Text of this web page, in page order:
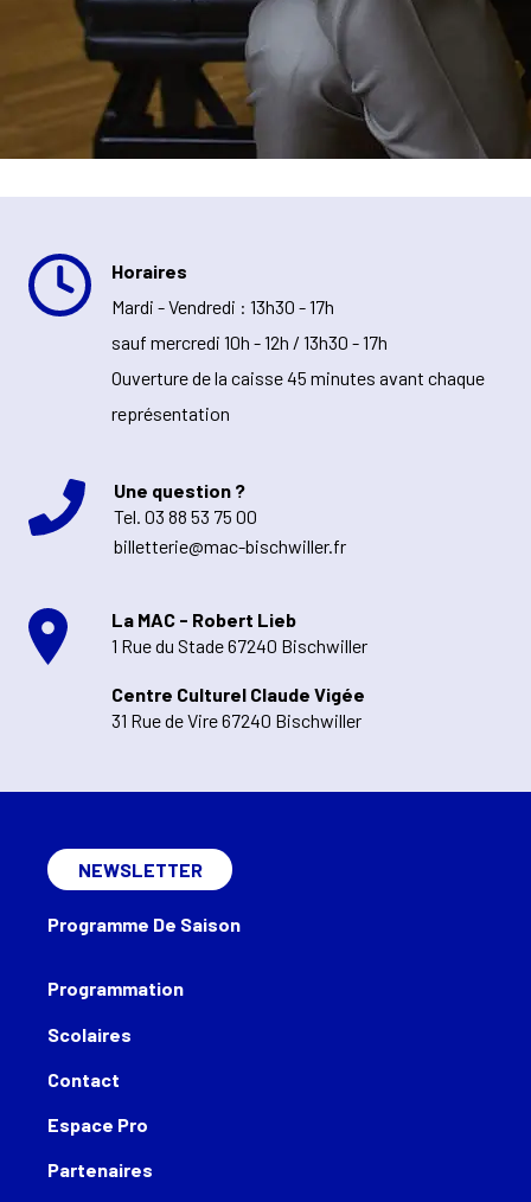
Horaires
Mardi - Vendredi : 13h30 - 17h
sauf mercredi 10h - 12h / 13h30 - 17h
Ouverture de la caisse 45 minutes avant chaque
représentation
Une question ?
Tel. 03 88 53 75 00
billetterie@mac-bischwiller.fr
La MAC - Robert Lieb
1 Rue du Stade 67240 Bischwiller
Centre Culturel Claude Vigée
31 Rue de Vire 67240 Bischwiller
Programmation
Scolaires
Contact
Espace Pro
Partenaires
NEWSLETTER
Programme De Saison